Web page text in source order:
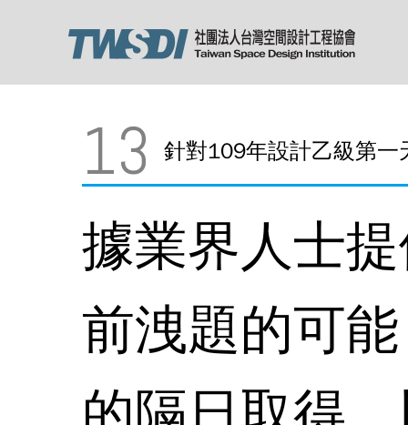
13 針對109年設計乙級第
據業界人士
前洩題的可